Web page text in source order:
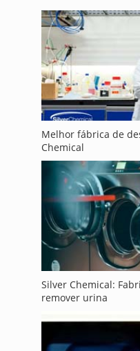
Melhor fábrica de
Chemical
Silver Chemical:
remover urina